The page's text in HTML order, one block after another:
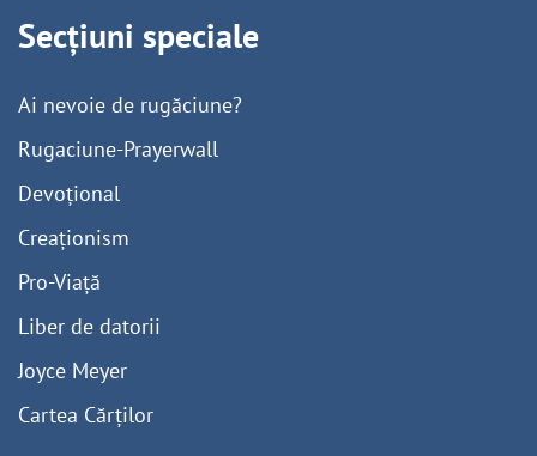
Secțiuni speciale
Ai nevoie de rugăciune?
Rugaciune-Prayerwall
Devoțional
Creaționism
Pro-Viață
Liber de datorii
Joyce Meyer
Cartea Cărților